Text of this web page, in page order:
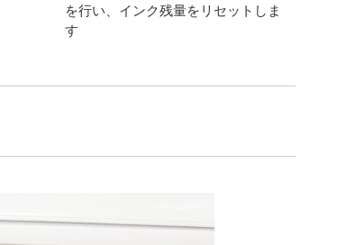
を行い、インク残量をリセットしま
す